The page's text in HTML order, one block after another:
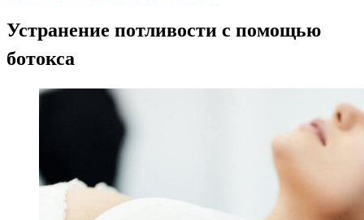
Устранение потливости с помощью
ботокса